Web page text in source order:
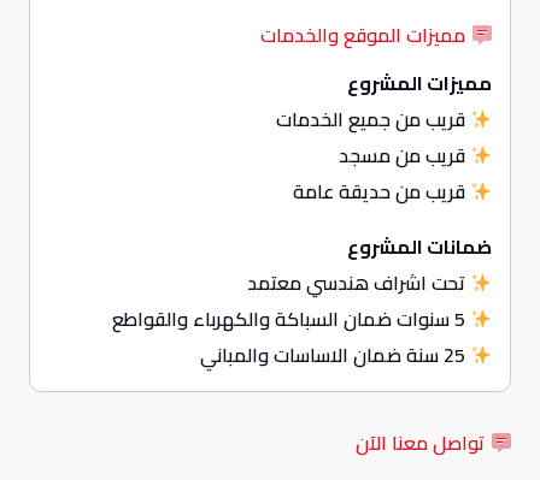
مميزات الموقع والخدمات
مميزات المشروع
قريب من جميع الخدمات
قريب من مسجد
قريب من حديقة عامة
ضمانات المشروع
تحت اشراف هندسي معتمد
تواصل معنا الآن